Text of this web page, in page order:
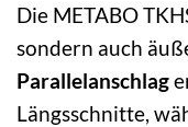
Die METABO
sondern auch
Parallelanschlag
Längsschnitte,